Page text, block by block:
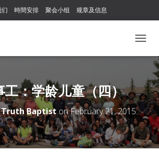
時間安排 聚会小组 规章及信息
O
E
N
A
V
I
G
工：学龄儿童（四）
Truth BaptistonFebruary 21, 2015